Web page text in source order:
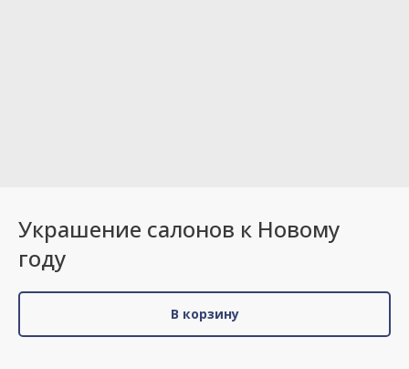
Украшение салонов к Новому
году
В корзину